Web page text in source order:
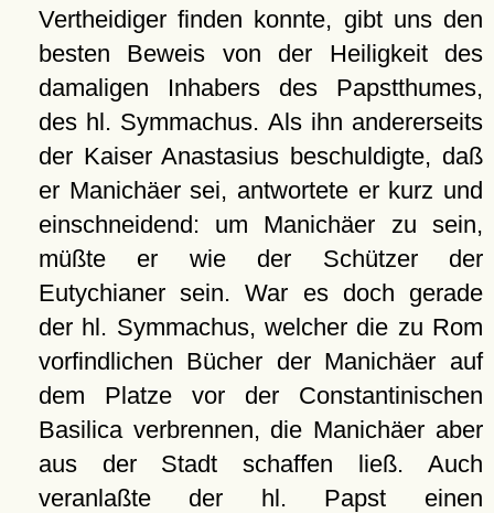
Vertheidiger finden konnte, gibt uns den
besten Beweis von der Heiligkeit des
damaligen Inhabers des Papstthumes,
des hl. Symmachus. Als ihn andererseits
der Kaiser Anastasius beschuldigte, daß
er Manichäer sei, antwortete er kurz und
einschneidend: um Manichäer zu sein,
müßte er wie der Schützer der
Eutychianer sein. War es doch gerade
der hl. Symmachus, welcher die zu Rom
vorfindlichen Bücher der Manichäer auf
dem Platze vor der Constantinischen
Basilica verbrennen, die Manichäer aber
aus der Stadt schaffen ließ. Auch
veranlaßte der hl. Papst einen